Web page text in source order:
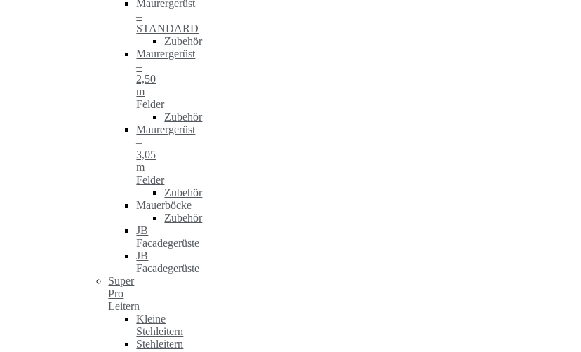
Maurergerüst
–
STANDARD
Zubehör
Maurergerüst
–
2,50
m
Felder
Zubehör
Maurergerüst
–
3,05
m
Felder
Zubehör
Mauerböcke
Zubehör
JB
Facadegerüste
JB
Facadegerüste
Super
Pro
Leitern
Kleine
Stehleitern
Stehleitern